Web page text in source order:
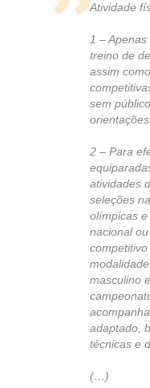
Atividade
1 –
treino de
assim
sem
orientações
2 – Para
atividades
seleções
olímpicas e
nacional
masculino
adaptado,
técnicas e
(…)